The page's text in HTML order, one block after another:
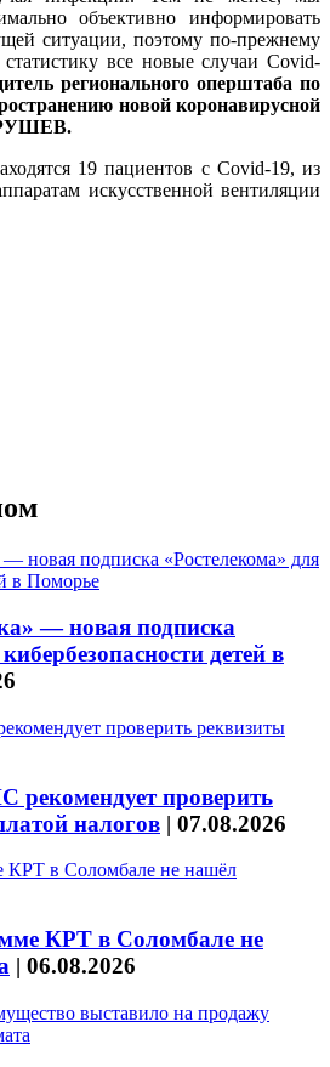
объективно информировать
ситуации, поэтому по-прежнему
все новые случаи Covid-
регионального оперштаба по
новой коронавирусной
19 пациентов с Covid-19, из
искусственной вентиляции
— новая подписка
детей в
рекомендует проверить
налогов | 07.08.2026
КРТ в Соломбале не
| 06.08.2026